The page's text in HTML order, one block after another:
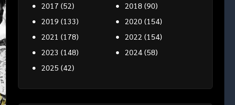
2017 (52) 2018 (90)
2019 (133) 2020 (154)
2021 (178) 2022 (154)
2023 (148) 2024(58)
2025 (42)